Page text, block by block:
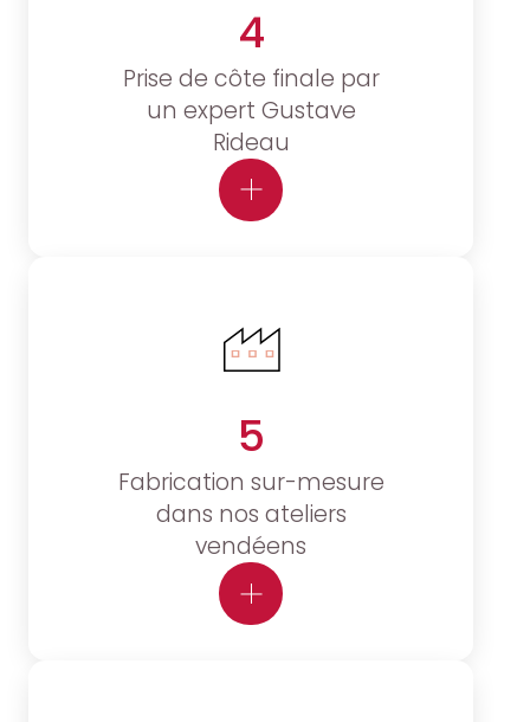
4
Prise de côte finale par
un expert Gustave
Rideau
5
Fabrication sur-mesure
dans nos ateliers
vendéens